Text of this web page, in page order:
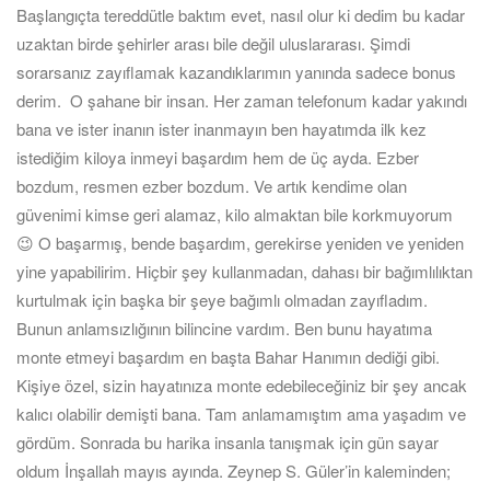
Başlangıçta tereddütle baktım evet, nasıl olur ki dedim bu kadar
uzaktan birde şehirler arası bile değil uluslararası. Şimdi
sorarsanız zayıflamak kazandıklarımın yanında sadece bonus
derim. O şahane bir insan. Her zaman telefonum kadar yakındı
bana ve ister inanın ister inanmayın ben hayatımda ilk kez
istediğim kiloya inmeyi başardım hem de üç ayda. Ezber
bozdum, resmen ezber bozdum. Ve artık kendime olan
güvenimi kimse geri alamaz, kilo almaktan bile korkmuyorum
😉 O başarmış, bende başardım, gerekirse yeniden ve yeniden
yine yapabilirim. Hiçbir şey kullanmadan, dahası bir bağımlılıktan
kurtulmak için başka bir şeye bağımlı olmadan zayıfladım.
Bunun anlamsızlığının bilincine vardım. Ben bunu hayatıma
monte etmeyi başardım en başta Bahar Hanımın dediği gibi.
Kişiye özel, sizin hayatınıza monte edebileceğiniz bir şey ancak
kalıcı olabilir demişti bana. Tam anlamamıştım ama yaşadım ve
gördüm. Sonrada bu harika insanla tanışmak için gün sayar
oldum İnşallah mayıs ayında. Zeynep S. Güler’in kaleminden;